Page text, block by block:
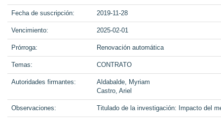
Fecha de suscripción: 2019-11-28
Vencimiento: 2025-02-01
Prórroga: Renovación automática
Temas: CONTRATO
Autoridades firmantes:
Aldabalde, Myriam
Castro, Ariel
Observaciones: Titulado de la investigación: Impacto del